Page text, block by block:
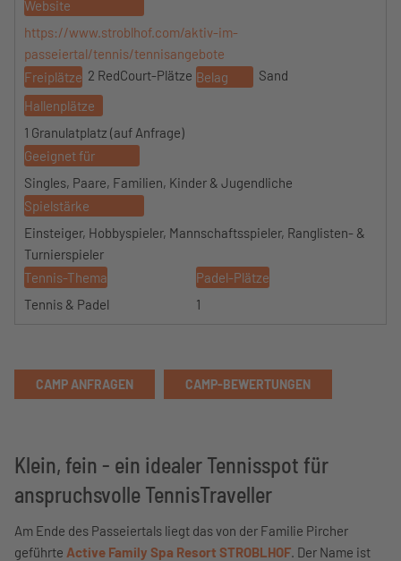
Website
https://www.stroblhof.com/aktiv-im-
passeiertal/tennis/tennisangebote
Freiplätze 2 RedCourt-Plätze Belag
Sand
Hallenplätze
1 Granulatplatz (auf Anfrage)
Geeignet für
Singles, Paare, Familien, Kinder & Jugendliche
Spielstärke
Einsteiger, Hobbyspieler, Mannschaftsspieler, Ranglisten- &
Turnierspieler
Tennis-Thema
Tennis & Padel
Padel-Plätze
1
CAMP ANFRAGEN CAMP-BEWERTUNGEN
Klein, fein - ein idealer Tennisspot für
anspruchsvolle TennisTraveller
Am Ende des Passeiertals liegt das von der Familie Pircher
geführte Active Family Spa Resort STROBLHOF. Der Name ist